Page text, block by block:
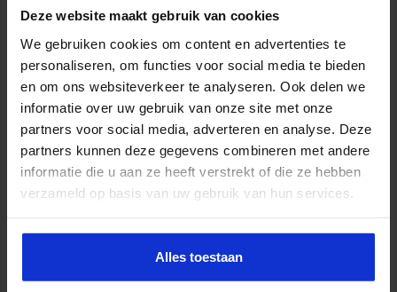
Deze website maakt gebruik van cookies
We gebruiken cookies om content en advertenties te
personaliseren, om functies voor social media te bieden
en om ons websiteverkeer te analyseren. Ook delen we
informatie over uw gebruik van onze site met onze
partners voor social media, adverteren en analyse. Deze
partners kunnen deze gegevens combineren met andere
informatie die u aan ze heeft verstrekt of die ze hebben
verzameld op basis van uw gebruik van hun services.
Alles toestaan
Verkorte opleiding voor de Jurist in de Zorg